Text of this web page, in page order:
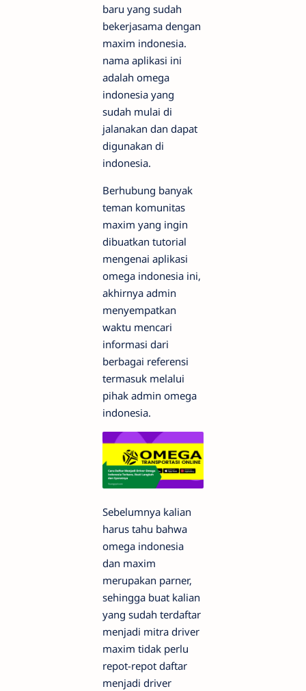
baru yang sudah
bekerjasama dengan
maxim indonesia.
nama aplikasi ini
adalah omega
indonesia yang
sudah mulai di
jalanakan dan dapat
digunakan di
indonesia.
Berhubung banyak
teman komunitas
maxim yang ingin
dibuatkan tutorial
mengenai aplikasi
omega indonesia ini,
akhirnya admin
menyempatkan
waktu mencari
informasi dari
berbagai referensi
termasuk melalui
pihak admin omega
indonesia.
Sebelumnya kalian
harus tahu bahwa
omega indonesia
dan maxim
merupakan parner,
sehingga buat kalian
yang sudah terdaftar
menjadi mitra driver
maxim tidak perlu
repot-repot daftar
menjadi driver